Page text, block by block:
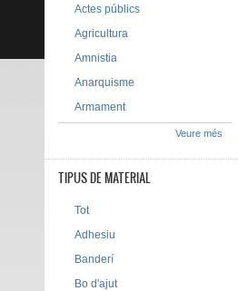
Actes públics
Agricultura
Amnistia
Anarquisme
Armament
Veure més
TIPUS DE MATERIAL
Tot
Adhesiu
Banderí
Bo d'ajut